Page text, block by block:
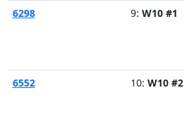
6298 9: W10 #1
6552 10: W10 #2